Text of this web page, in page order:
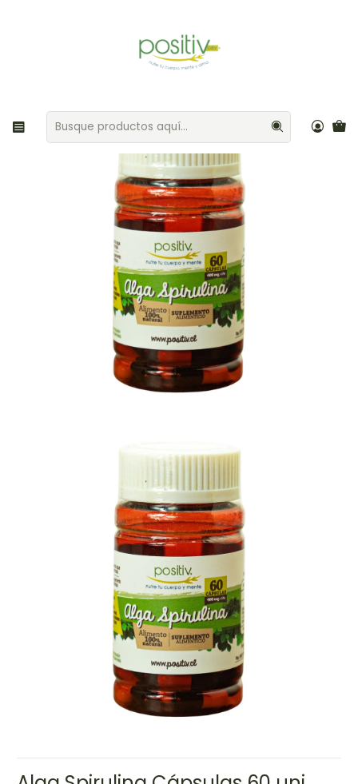
Alga Spirulina Cápsulas 60 uni Positiv